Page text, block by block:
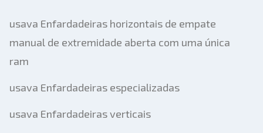
usava Enfardadeiras horizontais de empate
manual de extremidade aberta com uma única
ram
usava Enfardadeiras especializadas
usava Enfardadeiras verticais